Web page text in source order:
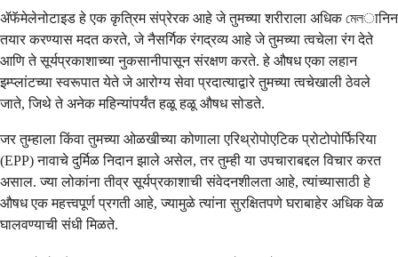
ॲफॅमेलेनोटाइड हे एक कृत्रिम संप्रेरक आहे जे तुमच्या शरीराला अधिक মেলानिन
तयार करण्यास मदत करते, जे नैसर्गिक रंगद्रव्य आहे जे तुमच्या त्वचेला रंग देते
आणि ते सूर्यप्रकाशाच्या नुकसानीपासून संरक्षण करते. हे औषध एका लहान
इम्प्लांटच्या स्वरूपात येते जे आरोग्य सेवा प्रदात्याद्वारे तुमच्या त्वचेखाली ठेवले
जाते, जिथे ते अनेक महिन्यांपर्यंत हळू हळू औषध सोडते.
जर तुम्हाला किंवा तुमच्या ओळखीच्या कोणाला एरिथ्रोपोएटिक प्रोटोपोर्फिरिया
(EPP) नावाचे दुर्मिळ निदान झाले असेल, तर तुम्ही या उपचाराबद्दल विचार करत
असाल. ज्या लोकांना तीव्र सूर्यप्रकाशाची संवेदनशीलता आहे, त्यांच्यासाठी हे
औषध एक महत्त्वपूर्ण प्रगती आहे, ज्यामुळे त्यांना सुरक्षितपणे घराबाहेर अधिक वेळ
घालवण्याची संधी मिळते.